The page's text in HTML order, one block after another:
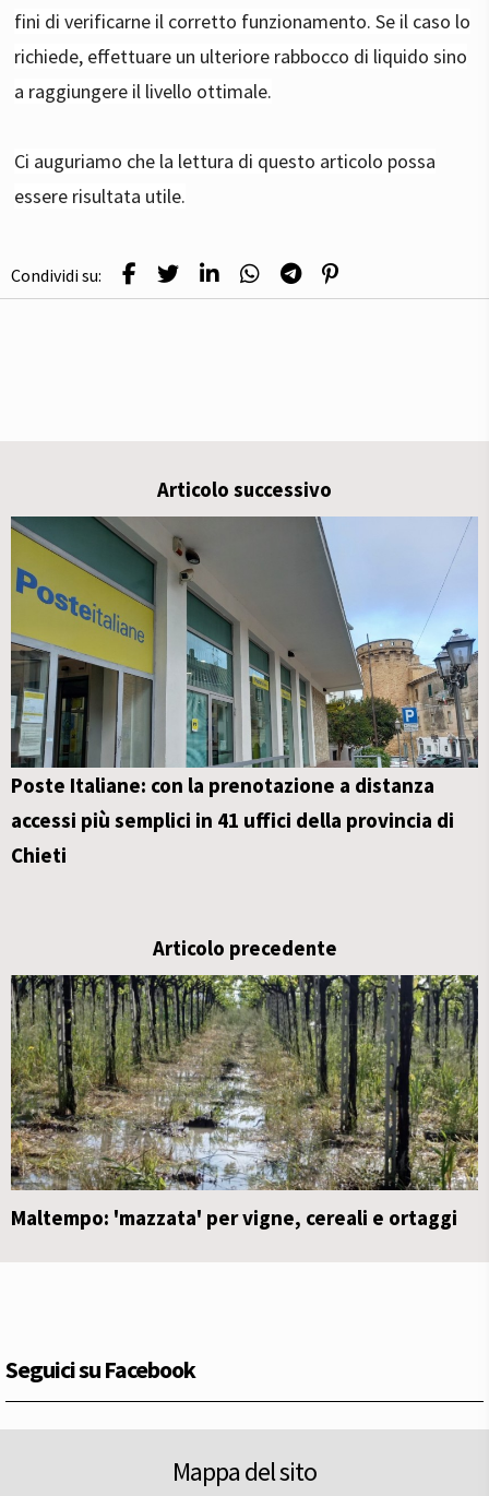
fini di verificarne il corretto funzionamento. Se il caso lo
richiede, effettuare un ulteriore rabbocco di liquido sino
a raggiungere il livello ottimale.
Ci auguriamo che la lettura di questo articolo possa
essere risultata utile.
Condividi su:
Articolo successivo
Poste Italiane: con la prenotazione a distanza
accessi più semplici in 41 uffici della provincia di
Chieti
Articolo precedente
Maltempo: 'mazzata' per vigne, cereali e ortaggi
Seguici su Facebook
Mappa del sito